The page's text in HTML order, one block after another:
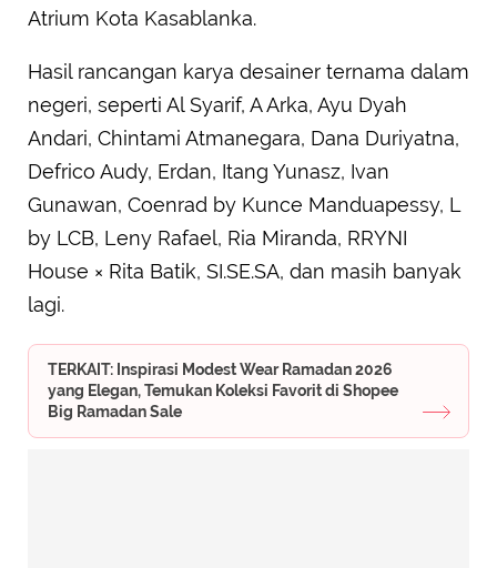
Atrium Kota Kasablanka.
Hasil rancangan karya desainer ternama dalam
negeri, seperti Al Syarif, A Arka, Ayu Dyah
Andari, Chintami Atmanegara, Dana Duriyatna,
Defrico Audy, Erdan, Itang Yunasz, Ivan
Gunawan, Coenrad by Kunce Manduapessy, L
by LCB, Leny Rafael, Ria Miranda, RRYNI
House × Rita Batik, SI.SE.SA, dan masih banyak
lagi.
TERKAIT: Inspirasi Modest Wear Ramadan 2026
yang Elegan, Temukan Koleksi Favorit di Shopee
Big Ramadan Sale